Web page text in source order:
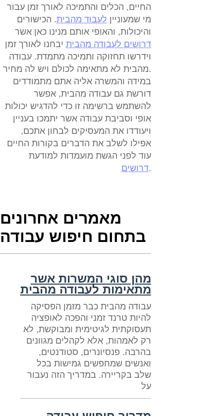
החיים, הכלים והתמיכה לאורך זמן עבור
מי שמעוניין לעבוד מהבית. הכישורים
והיכולות, והאופי אותם מנינו כאן אשר
דרושים לעבודה מהבית יבחנו לאורך זמן
וידרשו תחזוקה ותמיכה מתמדת. עבודה
מהבית לא מתאימה לכולם ויש לה מחיר.
במידה והמשרה אליה אתם מתמודדים
דורשת גם עבודה מהבית, אפשר
להשתמש ברשימה זו כדי להדגיש יכולות
אופי וסביבת עבודה אשר יתמכו בעניין
ויעודדו את המעסיקים לבחון אתכם,
אפילו לשלב את הדברים בקורות החיים
עוד לפני הגשת מועמדות למודעת
דרושים.
מאמרים אחרונים
בתחום חיפוש עבודה
מהן סוגי המשרות אשר
מתאימות לעבודה מהבית
עבודה מהבית כבר מזמן הפסיקה
להיות טרנד זמני והפכה לאופציה
תעסוקתית לגיטימית ומבוקשת, לא
רק לאמהות, אלא לקהלים מגוונים
בהרבה. פנסיונרים, סטודנטים,
ואנשים שמחפשים גמישות בכל
שלב בקריירה. במדריך הזה נעבור
על